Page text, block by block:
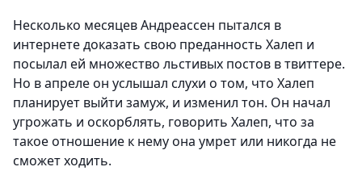
Несколько месяцев Андреассен пытался в
интернете доказать свою преданность Халеп и
посылал ей множество льстивых постов в твиттере.
Но в апреле он услышал слухи о том, что Халеп
планирует выйти замуж, и изменил тон. Он начал
угрожать и оскорблять, говорить Халеп, что за
такое отношение к нему она умрет или никогда не
сможет ходить.